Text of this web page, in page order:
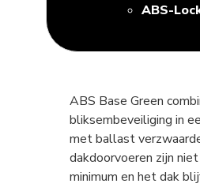
ABS-
ABS Base Green
bliksembeveiliging in
met ballast
dakdoorvoeren zijn
minimum en het dak